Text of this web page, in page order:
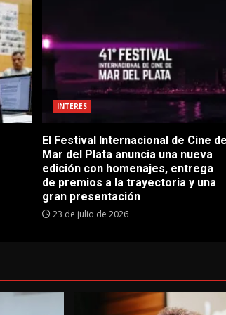
INTERES
El Festival Internacional de Cine
Mar del Plata anuncia una nueva
edición con homenajes, entrega
de premios a la trayectoria y una
gran presentación
23 de julio de 2026